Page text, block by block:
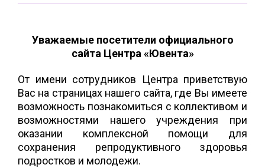
Уважаемые посетители официального
сайта Центра «Ювента»
От имени сотрудников Центра приветствую
Вас на страницах нашего сайта, где Вы имеете
возможность познакомиться с коллективом и
возможностями нашего учреждения при
оказании комплексной помощи для
сохранения репродуктивного здоровья
подростков и молодежи.